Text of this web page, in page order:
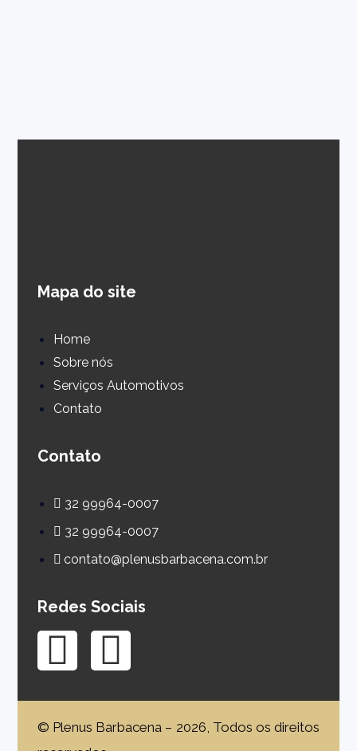
Mapa do site
Home
Sobre nós
Serviços Automotivos
Contato
Contato
32 99964-0007
32 99964-0007
contato@plenusbarbacena.com.br
Redes Sociais
© Plenus Barbacena – 2026, Todos os direitos